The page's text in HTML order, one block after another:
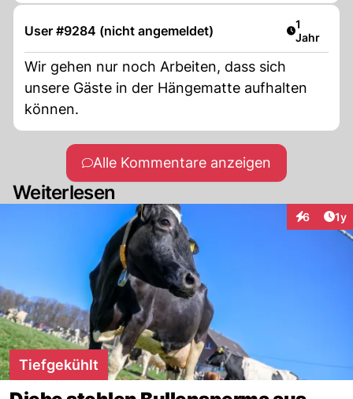
User #9284 (nicht angemeldet) Artikel
1
Jahr
Wir gehen nur noch Arbeiten, dass sich
unsere Gäste in der Hängematte aufhalten
können.
Alle Kommentare anzeigen
Weiterlesen
6 1y
Tiefgekühlt